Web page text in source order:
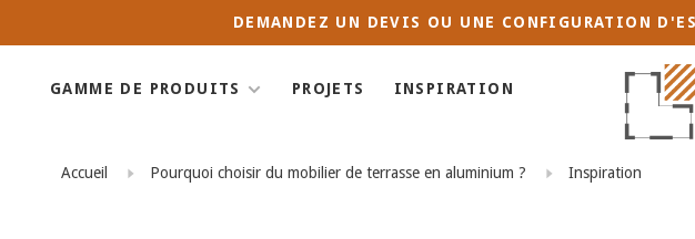
DEMANDEZ UN DEVIS OU UNE CONFIGURATION
GAMME DE PRODUITS PROJETS INSPIRATION
Accueil Pourquoi choisir du mobilier de terrasse en aluminium ? Inspiration